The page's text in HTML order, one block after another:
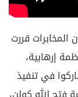
المخابرات قررت
إرهابية،
في تنفيذ